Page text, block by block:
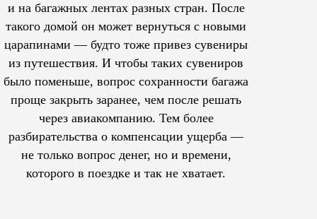
и на багажных лентах разных стран. После
такого домой он может вернуться с новыми
царапинами — будто тоже привез сувениры
из путешествия. И чтобы таких сувениров
было поменьше, вопрос сохранности багажа
проще закрыть заранее, чем после решать
через авиакомпанию. Тем более
разбирательства о компенсации ущерба —
не только вопрос денег, но и времени,
которого в поездке и так не хватает.